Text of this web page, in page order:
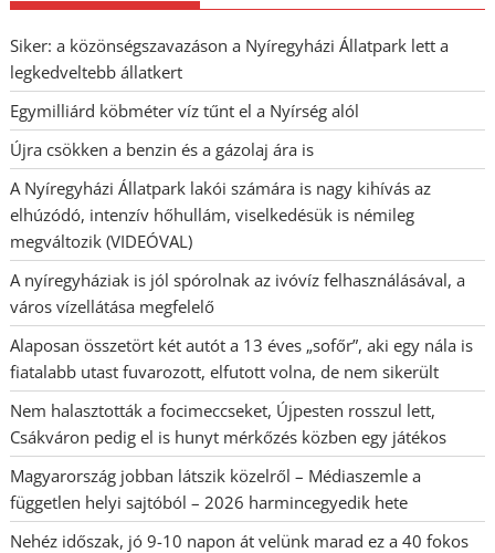
Siker: a közönségszavazáson a Nyíregyházi Állatpark lett a
legkedveltebb állatkert
Egymilliárd köbméter víz tűnt el a Nyírség alól
Újra csökken a benzin és a gázolaj ára is
A Nyíregyházi Állatpark lakói számára is nagy kihívás az
elhúzódó, intenzív hőhullám, viselkedésük is némileg
megváltozik (VIDEÓVAL)
A nyíregyháziak is jól spórolnak az ivóvíz felhasználásával, a
város vízellátása megfelelő
Alaposan összetört két autót a 13 éves „sofőr”, aki egy nála is
fiatalabb utast fuvarozott, elfutott volna, de nem sikerült
Nem halasztották a focimeccseket, Újpesten rosszul lett,
Csákváron pedig el is hunyt mérkőzés közben egy játékos
Magyarország jobban látszik közelről – Médiaszemle a
független helyi sajtóból – 2026 harmincegyedik hete
Nehéz időszak, jó 9-10 napon át velünk marad ez a 40 fokos